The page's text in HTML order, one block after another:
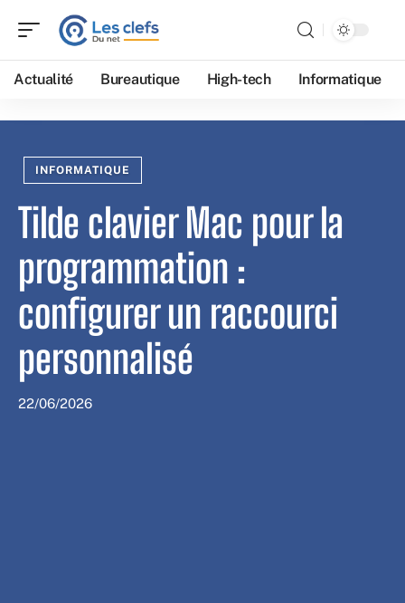
Actualité Bureautique High-tech Informatique
INFORMATIQUE
Tilde clavier Mac pour la
programmation :
configurer un raccourci
personnalisé
22/06/2026